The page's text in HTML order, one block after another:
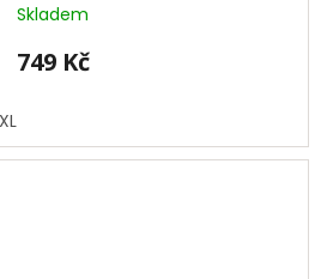
Skladem
749 Kč
XL